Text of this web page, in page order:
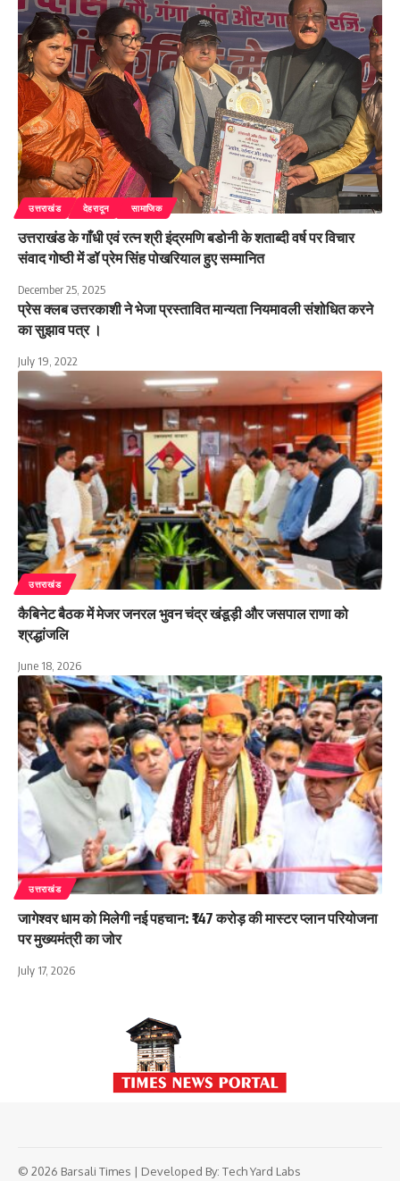
उत्तराखंड देहरादून सामाजिक
उत्तराखंड के गाँधी एवं रत्न श्री इंद्रमणि बडोनी के शताब्दी वर्ष पर विचार
संवाद गोष्ठी में डॉ प्रेम सिंह पोखरियाल हुए सम्मानित
December 25, 2025
प्रेस क्लब उत्तरकाशी ने भेजा प्रस्तावित मान्यता नियमावली संशोधित करने
का सुझाव पत्र ।
July 19, 2022
उत्तराखंड
कैबिनेट बैठक में मेजर जनरल भुवन चंद्र खंडूड़ी और जसपाल राणा को
श्रद्धांजलि
June 18, 2026
उत्तराखंड
जागेश्वर धाम को मिलेगी नई पहचान: ₹147 करोड़ की मास्टर प्लान परियोजना
पर मुख्यमंत्री का जोर
July 17, 2026
© 2026 Barsali Times | Developed By: Tech Yard Labs